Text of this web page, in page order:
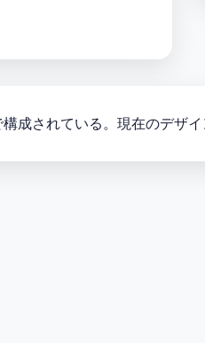
成されている。現在のデザ